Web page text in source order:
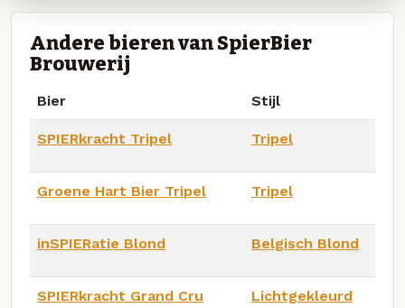
Andere bieren van SpierBier
Brouwerij
Bier Stijl
SPIERkracht Tripel Tripel
Groene Hart Bier Tripel Tripel
inSPIERatie Blond Belgisch Blond
SPIERkracht Grand Cru
Lichtgekleurd